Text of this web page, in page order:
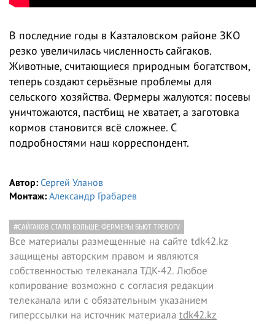
В последние годы в Казталовском районе ЗКО
резко увеличилась численность сайгаков.
Животные, считающиеся природным богатством,
теперь создают серьёзные проблемы для
сельского хозяйства. Фермеры жалуются: посевы
уничтожаются, пастбищ не хватает, а заготовка
кормов становится всё сложнее. С
подробностями наш корреспондент.
Автор: Сергей Уланов
Монтаж: Александр Грабарев
#САЙГАКОВ СТАЛО БОЛЬШЕ: ФЕРМЕРЫ БЬЮТ ТРЕВОГУ
Все материалы размещенные на сайте tdk42.kz
защищены авторским правом и являются
собственностью телеканала ТДК-42. Любое
копирование возможно с согласия редакции
телеканала или с обязательным указанием
гиперссылки на источник материала tdk42.kz